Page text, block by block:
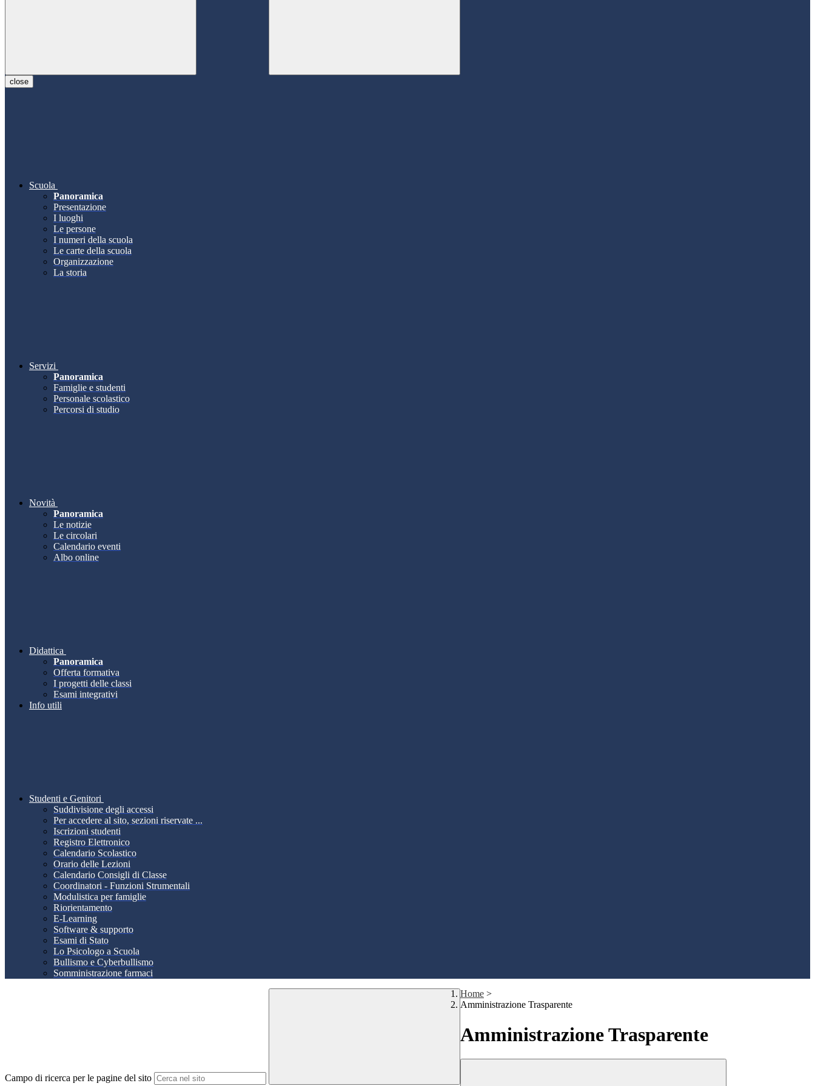
close
Scuola
Panoramica
Presentazione
I luoghi
Le persone
I numeri della scuola
Le carte della scuola
Organizzazione
La storia
Servizi
Panoramica
Famiglie e studenti
Personale scolastico
Percorsi di studio
Novità
Panoramica
Le notizie
Le circolari
Calendario eventi
Albo online
Didattica
Panoramica
Offerta formativa
I progetti delle classi
Esami integrativi
Info utili
Studenti e Genitori
Suddivisione degli accessi
Per accedere al sito, sezioni riservate ...
Iscrizioni studenti
Registro Elettronico
Calendario Scolastico
Orario delle Lezioni
Calendario Consigli di Classe
Coordinatori - Funzioni Strumentali
Modulistica per famiglie
Riorientamento
E-Learning
Software & supporto
Esami di Stato
Lo Psicologo a Scuola
Bullismo e Cyberbullismo
Somministrazione farmaci
Campo di ricerca per le pagine del sito
Home >
Amministrazione Trasparente
Amministrazione Trasparente